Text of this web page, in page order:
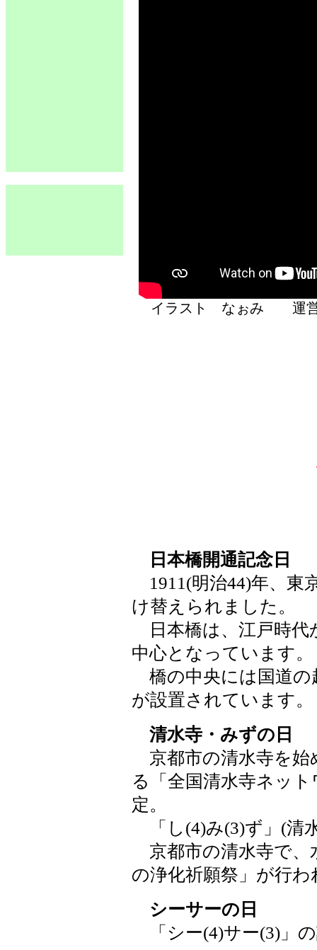
イラスト なぉみ 運
日本橋開通記念日
1911(明治44)年、東
け替えられました。
日本橋は、江戸時代
中心となっています。
橋の中央には国道の
が設置されています。
清水寺・みずの日
京都市の清水寺を始
る「全国清水寺ネッ
定。
「し(4)み(3)ず」(清
京都市の清水寺で、
の浄化祈願祭」が行わ
シーサーの日
「シー(4)サー(3)」